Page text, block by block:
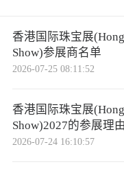
香港国际珠宝展
Show)参展商名单
2026-07-25 08:11:52
香港国际珠宝展
Show)2027的参展理由
2026-07-24 16:10:57